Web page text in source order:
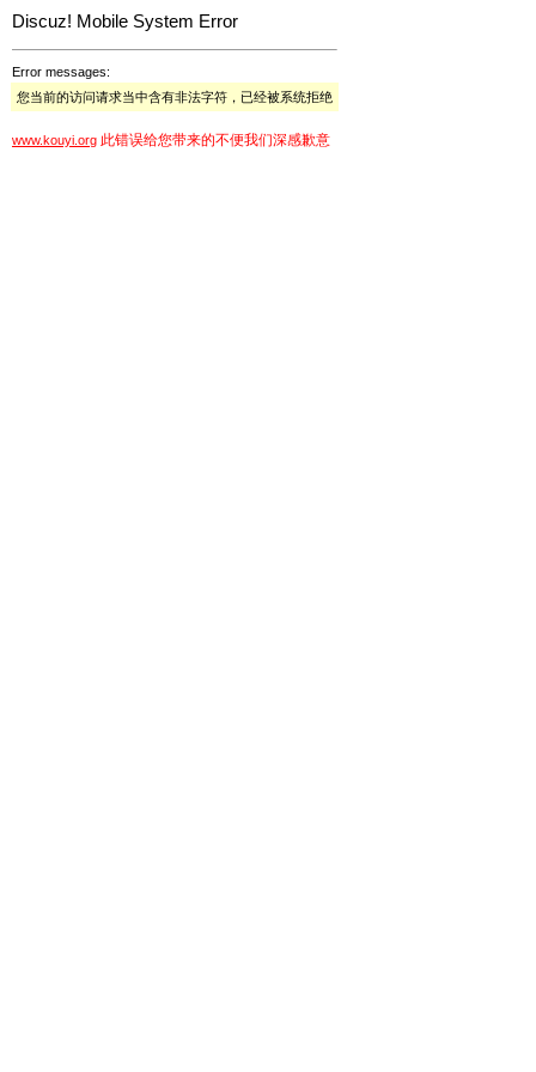
Discuz! Mobile System Error
Error messages:
您当前的访问请求当中含有非法字符，已经被系统拒绝
www.kouyi.org 此错误给您带来的不便我们深感歉意